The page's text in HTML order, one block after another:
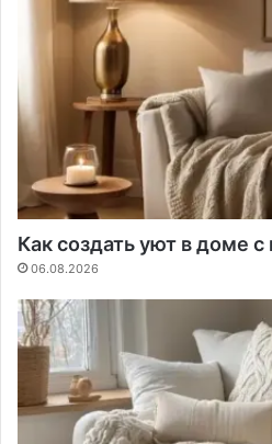
Как создать уют в доме
06.08.2026